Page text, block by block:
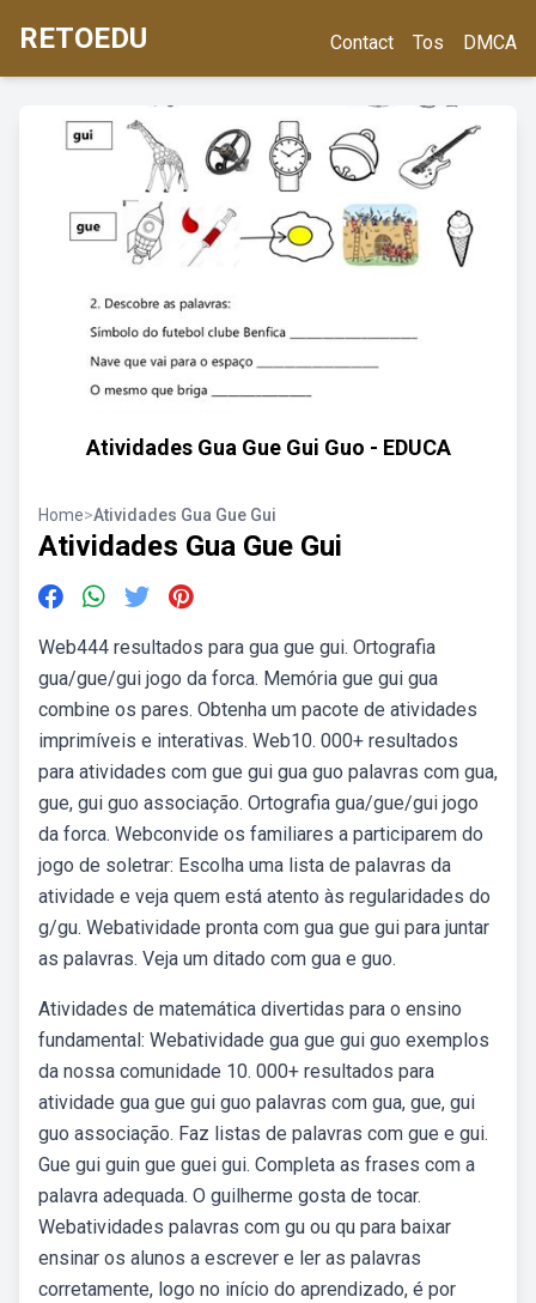
RETOEDU Contact Tos DMCA
Atividades Gua Gue Gui Guo - EDUCA
Home>Atividades Gua Gue Gui
Atividades Gua Gue Gui
Web444 resultados para gua gue gui. Ortografia
gua/gue/gui jogo da forca. Memória gue gui gua
combine os pares. Obtenha um pacote de atividades
imprimíveis e interativas. Web10. 000+ resultados
para atividades com gue gui gua guo palavras com gua,
gue, gui guo associação. Ortografia gua/gue/gui jogo
da forca. Webconvide os familiares a participarem do
jogo de soletrar: Escolha uma lista de palavras da
atividade e veja quem está atento às regularidades do
g/gu. Webatividade pronta com gua gue gui para juntar
as palavras. Veja um ditado com gua e guo.
Atividades de matemática divertidas para o ensino
fundamental: Webatividade gua gue gui guo exemplos
da nossa comunidade 10. 000+ resultados para
atividade gua gue gui guo palavras com gua, gue, gui
guo associação. Faz listas de palavras com gue e gui.
Gue gui guin gue guei gui. Completa as frases com a
palavra adequada. O guilherme gosta de tocar.
Webatividades palavras com gu ou qu para baixar
ensinar os alunos a escrever e ler as palavras
corretamente, logo no início do aprendizado, é por